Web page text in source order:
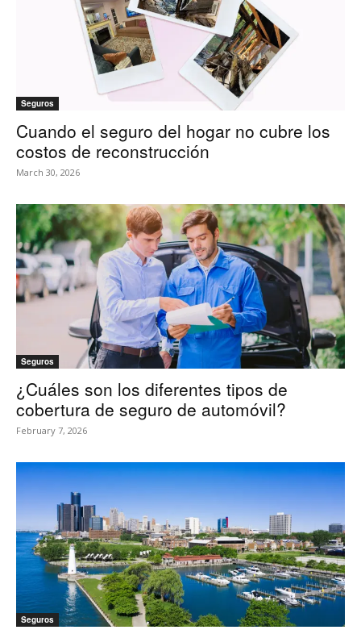
Seguros
Cuando el seguro del hogar no cubre los
costos de reconstrucción
March 30, 2026
Seguros
¿Cuáles son los diferentes tipos de
cobertura de seguro de automóvil?
February 7, 2026
Seguros